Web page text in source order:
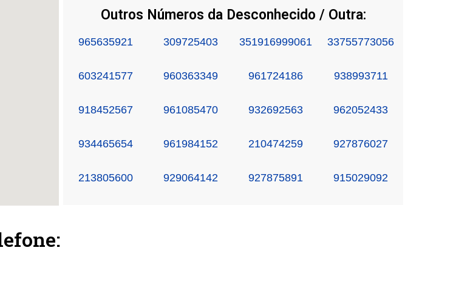
Outros Números da Desconhecido / Outra:
965635921 309725403 351916999061 33755773056
603241577 960363349 961724186 938993711
918452567 961085470 932692563 962052433
934465654 961984152 210474259 927876027
213805600 929064142 927875891 915029092